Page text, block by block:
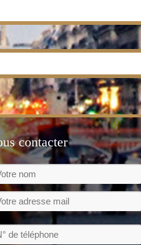
contacter